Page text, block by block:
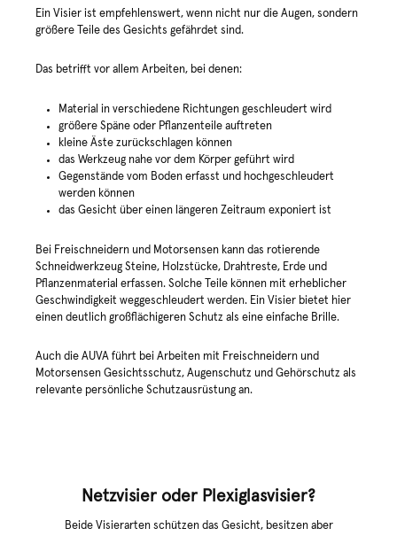
Ein Visier ist empfehlenswert, wenn nicht nur die Augen, sondern
größere Teile des Gesichts gefährdet sind.
Das betrifft vor allem Arbeiten, bei denen:
Material in verschiedene Richtungen geschleudert wird
größere Späne oder Pflanzenteile auftreten
kleine Äste zurückschlagen können
das Werkzeug nahe vor dem Körper geführt wird
Gegenstände vom Boden erfasst und hochgeschleudert
werden können
das Gesicht über einen längeren Zeitraum exponiert ist
Bei Freischneidern und Motorsensen kann das rotierende
Schneidwerkzeug Steine, Holzstücke, Drahtreste, Erde und
Pflanzenmaterial erfassen. Solche Teile können mit erheblicher
Geschwindigkeit weggeschleudert werden. Ein Visier bietet hier
einen deutlich großflächigeren Schutz als eine einfache Brille.
Auch die AUVA führt bei Arbeiten mit Freischneidern und
Motorsensen Gesichtsschutz, Augenschutz und Gehörschutz als
relevante persönliche Schutzausrüstung an.
Netzvisier oder Plexiglasvisier?
Beide Visierarten schützen das Gesicht, besitzen aber